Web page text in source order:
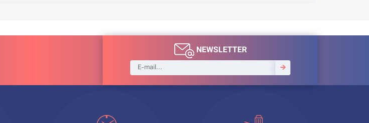
NEWSLETTER